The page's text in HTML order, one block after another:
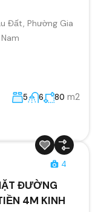
Đất, Phường Gia
5 6 80 m2
4
ĐƯỜNG
4M KINH